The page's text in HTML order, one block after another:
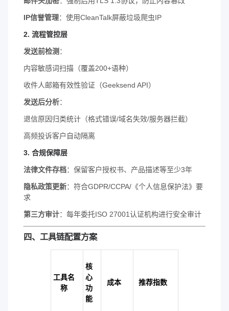
IP信誉管理：使用CleanTalk屏蔽垃圾爬虫IP
2. 流程管控层
发送前检测 ：
内容敏感词扫描（覆盖200+语种）
收件人邮箱有效性验证（Geeksend API）
发送后分析：
退信原因归类统计（格式错误/域名失效/服务器拦截）
高频投诉客户自动隔离
3. 合规保障层
法律文件存档：保留客户授权书、产品描述等至少3年
隐私政策更新：符合GDPR/CCPA/《个人信息保护法》要
求
第三方审计：每年委托ISO 27001认证机构进行安全审计
四、工具链配置方案
工具名
称
核
心
功
能
成本 推荐指数